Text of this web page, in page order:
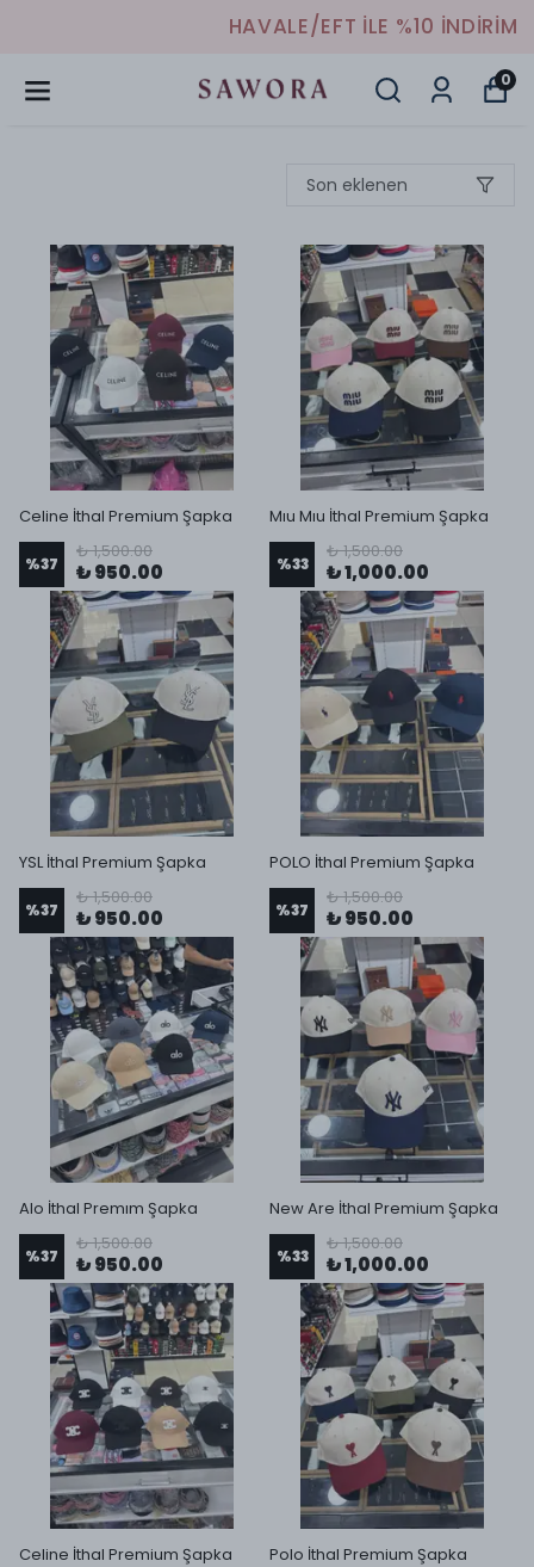
HAVALE/EFT İLE %10 İNDİRİM
0
Son eklenen
Celine İthal Premium Şapka
%37
₺ 1,500.00
₺ 950.00
Mıu Mıu İthal Premium Şapka
%33
₺ 1,500.00
₺ 1,000.00
YSL İthal Premium Şapka
%37
₺ 1,500.00
₺ 950.00
POLO İthal Premium Şapka
%37
₺ 1,500.00
₺ 950.00
Alo İthal Premım Şapka
%37
₺ 1,500.00
₺ 950.00
New Are İthal Premium Şapka
%33
₺ 1,500.00
₺ 1,000.00
Celine İthal Premium Şapka Polo İthal Premium Şapka